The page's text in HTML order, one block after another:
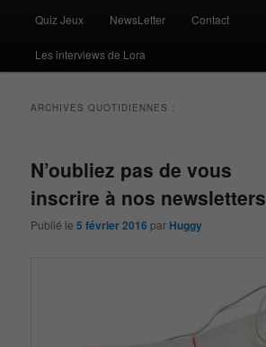
Quiz Jeux NewsLetter Contact
Les interviews de Lora
ARCHIVES QUOTIDIENNES :
N’oubliez pas de vous
inscrire à nos newsletters
Publié le5 février 2016 par Huggy